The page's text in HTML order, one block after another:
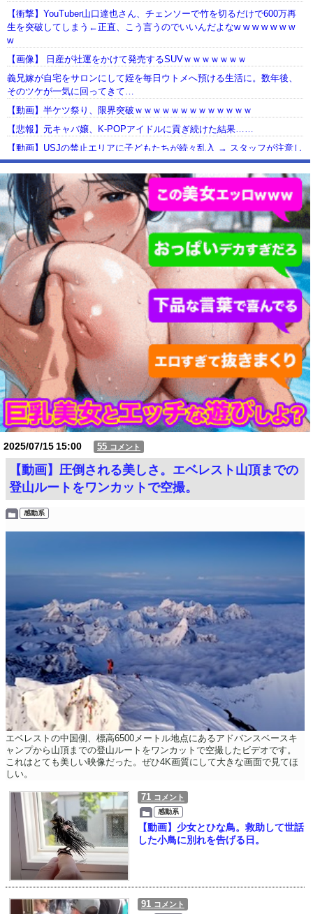
【衝撃】YouTuber山口達也さん、チェンソーで竹を切るだけで600万再
生を突破してしまう←正直、こう言うのでいいんだよなw w w w w w w
w
【画像】 日産が社運をかけて発売するSUVｗｗｗｗｗｗｗ
義兄嫁が自宅をサロンにして姪を毎日ウトメへ預ける生活に。数年後、
そのツケが一気に回ってきて…
【動画】半ケツ祭り、限界突破ｗｗｗｗｗｗｗｗｗｗｗｗｗ
【悲報】元キャバ嬢、K-POPアイドルに貢ぎ続けた結果……
【動画】USJの禁止エリアに子どもたちが続々乱入 → スタッフが注意し
ても止まらない事態に
Powered by livedoor 相互RSS
2025/07/1515:00 55 コメント
【動画】圧倒される美しさ。エベレスト山頂までの
登山ルートをワンカットで空撮。
感動系
エベレストの中国側、標高6500メートル地点にあるアドバンスベースキ
ャンプから山頂までの登山ルートをワンカットで空撮したビデオです。
これはとても美しい映像だった。ぜひ4K画質にして大きな画面で見てほ
しい。
71 コメント
感動系
【動画】少女とひな鳥。救助して世話
した小鳥に別れを告げる日。
91 コメント